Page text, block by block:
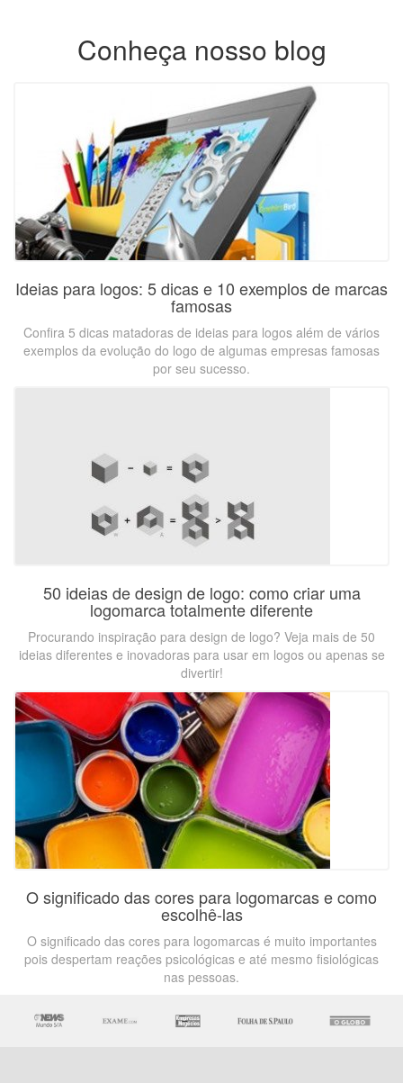
Conheça nosso blog
Ideias para logos: 5 dicas e 10 exemplos de marcas
famosas
Confira 5 dicas matadoras de ideias para logos além de vários
exemplos da evolução do logo de algumas empresas famosas
por seu sucesso.
50 ideias de design de logo: como criar uma
logomarca totalmente diferente
Procurando inspiração para design de logo? Veja mais de 50
ideias diferentes e inovadoras para usar em logos ou apenas se
divertir!
O significado das cores para logomarcas e como
escolhê-las
O significado das cores para logomarcas é muito importantes
pois despertam reações psicológicas e até mesmo fisiológicas
nas pessoas.